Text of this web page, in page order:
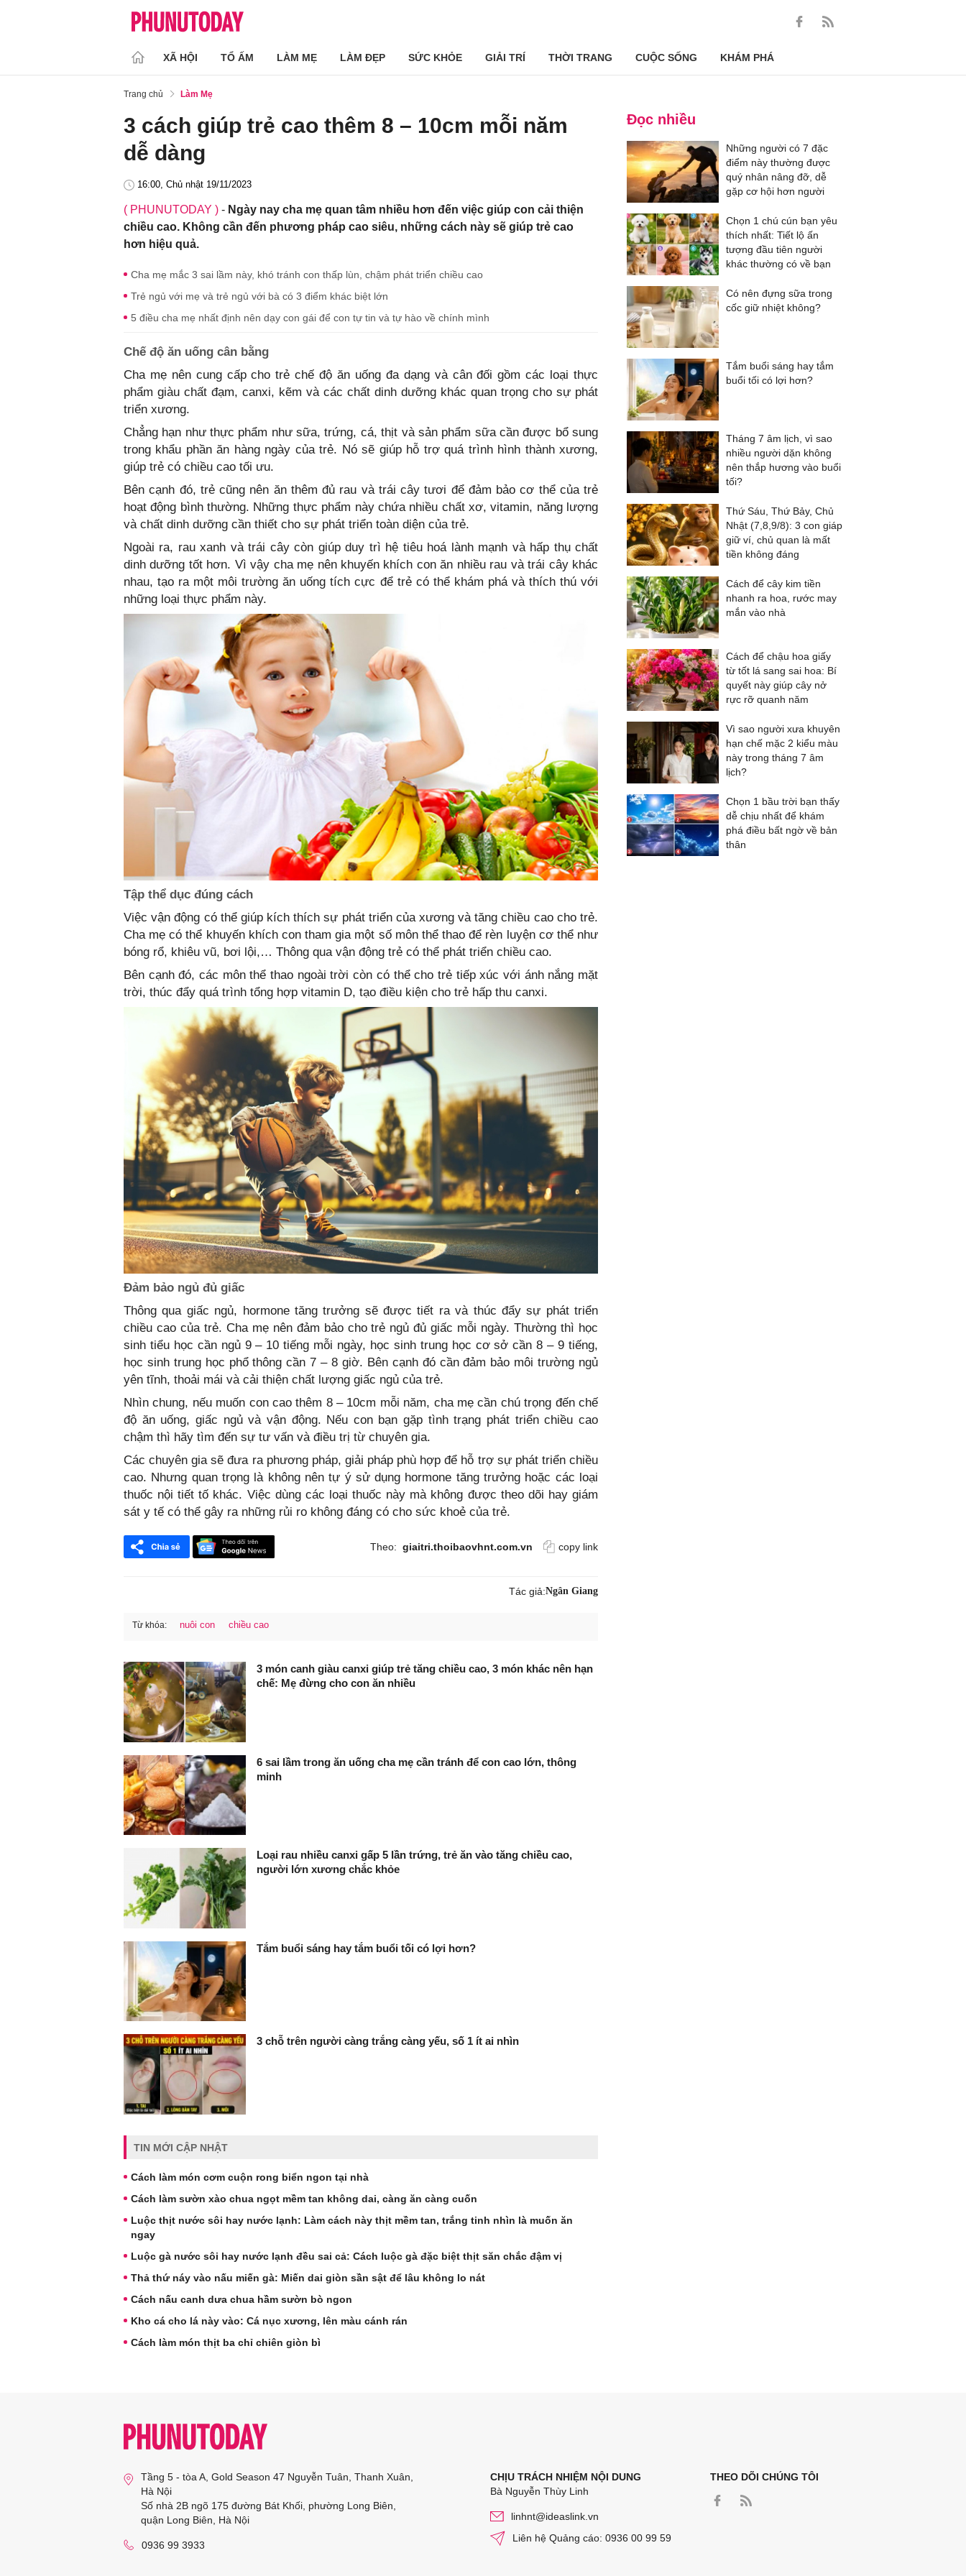
XÃ HỘI TỔ ẤM LÀM MẸ LÀM ĐẸP SỨC KHỎE GIẢI TRÍ THỜI TRANG CUỘC SỐNG KHÁM PHÁ
Trang chủ Làm Mẹ
3 cách giúp trẻ cao thêm 8 – 10cm mỗi năm
dễ dàng
16:00, Chủ nhật 19/11/2023
( PHUNUTODAY ) - Ngày nay cha mẹ quan tâm nhiều hơn đến việc giúp con cải thiện
chiều cao. Không cần đến phương pháp cao siêu, những cách này sẽ giúp trẻ cao
hơn hiệu quả.
Cha mẹ mắc 3 sai lầm này, khó tránh con thấp lùn, chậm phát triển chiều cao
Trẻ ngủ với mẹ và trẻ ngủ với bà có 3 điểm khác biệt lớn
5 điều cha mẹ nhất định nên dạy con gái để con tự tin và tự hào về chính mình
Chế độ ăn uống cân bằng
Cha mẹ nên cung cấp cho trẻ chế độ ăn uống đa dạng và cân đối gồm các loại thực
phẩm giàu chất đạm, canxi, kẽm và các chất dinh dưỡng khác quan trọng cho sự phát
triển xương.
Chẳng hạn như thực phẩm như sữa, trứng, cá, thịt và sản phẩm sữa cần được bổ sung
trong khẩu phần ăn hàng ngày của trẻ. Nó sẽ giúp hỗ trợ quá trình hình thành xương,
giúp trẻ có chiều cao tối ưu.
Bên cạnh đó, trẻ cũng nên ăn thêm đủ rau và trái cây tươi để đảm bảo cơ thể của trẻ
hoạt động bình thường. Những thực phẩm này chứa nhiều chất xơ, vitamin, năng lượng
và chất dinh dưỡng cần thiết cho sự phát triển toàn diện của trẻ.
Ngoài ra, rau xanh và trái cây còn giúp duy trì hệ tiêu hoá lành mạnh và hấp thụ chất
dinh dưỡng tốt hơn. Vì vậy cha mẹ nên khuyến khích con ăn nhiều rau và trái cây khác
nhau, tạo ra một môi trường ăn uống tích cực để trẻ có thể khám phá và thích thú với
những loại thực phẩm này.
Tập thể dục đúng cách
Việc vận động có thể giúp kích thích sự phát triển của xương và tăng chiều cao cho trẻ.
Cha mẹ có thể khuyến khích con tham gia một số môn thể thao để rèn luyện cơ thể như
bóng rổ, khiêu vũ, bơi lội,… Thông qua vận động trẻ có thể phát triển chiều cao.
Bên cạnh đó, các môn thể thao ngoài trời còn có thể cho trẻ tiếp xúc với ánh nắng mặt
trời, thúc đẩy quá trình tổng hợp vitamin D, tạo điều kiện cho trẻ hấp thu canxi.
Đảm bảo ngủ đủ giấc
Thông qua giấc ngủ, hormone tăng trưởng sẽ được tiết ra và thúc đẩy sự phát triển
chiều cao của trẻ. Cha mẹ nên đảm bảo cho trẻ ngủ đủ giấc mỗi ngày. Thường thì học
sinh tiểu học cần ngủ 9 – 10 tiếng mỗi ngày, học sinh trung học cơ sở cần 8 – 9 tiếng,
học sinh trung học phổ thông cần 7 – 8 giờ. Bên cạnh đó cần đảm bảo môi trường ngủ
yên tĩnh, thoải mái và cải thiện chất lượng giấc ngủ của trẻ.
Nhìn chung, nếu muốn con cao thêm 8 – 10cm mỗi năm, cha mẹ cần chú trọng đến chế
độ ăn uống, giấc ngủ và vận động. Nếu con bạn gặp tình trạng phát triển chiều cao
chậm thì hãy tìm đến sự tư vấn và điều trị từ chuyên gia.
Các chuyên gia sẽ đưa ra phương pháp, giải pháp phù hợp để hỗ trợ sự phát triển chiều
cao. Nhưng quan trọng là không nên tự ý sử dụng hormone tăng trưởng hoặc các loại
thuốc nội tiết tố khác. Việc dùng các loại thuốc này mà không được theo dõi hay giám
sát y tế có thể gây ra những rủi ro không đáng có cho sức khoẻ của trẻ.
Theo: giaitri.thoibaovhnt.com.vn copy link
Tác giả:Ngân Giang
Từ khóa: nuôi con chiều cao
3 món canh giàu canxi giúp trẻ tăng chiều cao, 3 món khác nên hạn
chế: Mẹ đừng cho con ăn nhiều
6 sai lầm trong ăn uống cha mẹ cần tránh để con cao lớn, thông
minh
Loại rau nhiều canxi gấp 5 lần trứng, trẻ ăn vào tăng chiều cao,
người lớn xương chắc khỏe
Tắm buổi sáng hay tắm buổi tối có lợi hơn?
3 chỗ trên người càng trắng càng yếu, số 1 ít ai nhìn
TIN MỚI CẬP NHẬT
Cách làm món cơm cuộn rong biển ngon tại nhà
Cách làm sườn xào chua ngọt mềm tan không dai, càng ăn càng cuốn
Luộc thịt nước sôi hay nước lạnh: Làm cách này thịt mềm tan, trắng tinh nhìn là muốn ăn
ngay
Luộc gà nước sôi hay nước lạnh đều sai cả: Cách luộc gà đặc biệt thịt săn chắc đậm vị
Thả thứ náy vào nấu miến gà: Miến dai giòn sần sật để lâu không lo nát
Cách nấu canh dưa chua hầm sườn bò ngon
Kho cá cho lá này vào: Cá nục xương, lên màu cánh rán
Cách làm món thịt ba chỉ chiên giòn bì
Đọc nhiều
Những người có 7 đặc
điểm này thường được
quý nhân nâng đỡ, dễ
gặp cơ hội hơn người
Chọn 1 chú cún bạn yêu
thích nhất: Tiết lộ ấn
tượng đầu tiên người
khác thường có về bạn
Có nên đựng sữa trong
cốc giữ nhiệt không?
Tắm buổi sáng hay tắm
buổi tối có lợi hơn?
Tháng 7 âm lịch, vì sao
nhiều người dặn không
nên thắp hương vào buổi
tối?
Thứ Sáu, Thứ Bảy, Chủ
Nhật (7,8,9/8): 3 con giáp
giữ ví, chủ quan là mất
tiền không đáng
Cách để cây kim tiền
nhanh ra hoa, rước may
mắn vào nhà
Cách để chậu hoa giấy
từ tốt lá sang sai hoa: Bí
quyết này giúp cây nở
rực rỡ quanh năm
Vì sao người xưa khuyên
hạn chế mặc 2 kiểu màu
này trong tháng 7 âm
lịch?
Chọn 1 bầu trời bạn thấy
dễ chịu nhất để khám
phá điều bất ngờ về bản
thân
Tầng 5 - tòa A, Gold Season 47 Nguyễn Tuân, Thanh Xuân,
Hà Nội
Số nhà 2B ngõ 175 đường Bát Khối, phường Long Biên,
quận Long Biên, Hà Nội
0936 99 3933
CHỊU TRÁCH NHIỆM NỘI DUNG
Bà Nguyễn Thùy Linh
linhnt@ideaslink.vn
Liên hệ Quảng cáo: 0936 00 99 59
THEO DÕI CHÚNG TÔI